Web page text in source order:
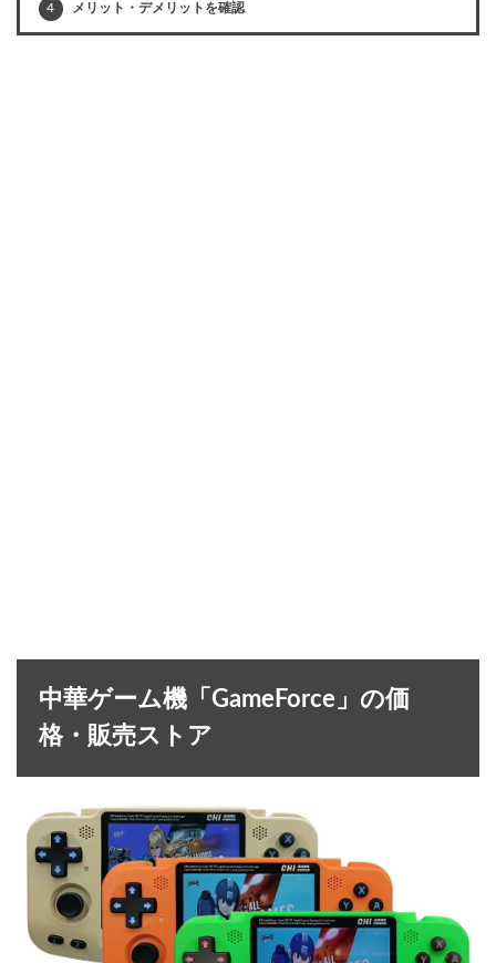
4 メリット・デメリットを確認
中華ゲーム機「GameForce」の価
格・販売ストア